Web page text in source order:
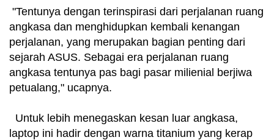
"Tentunya dengan terinspirasi dari perjalanan ruang
angkasa dan menghidupkan kembali kenangan
perjalanan, yang merupakan bagian penting dari
sejarah ASUS. Sebagai era perjalanan ruang
angkasa tentunya pas bagi pasar milienial berjiwa
petualang," ucapnya.
Untuk lebih menegaskan kesan luar angkasa,
laptop ini hadir dengan warna titanium yang kerap